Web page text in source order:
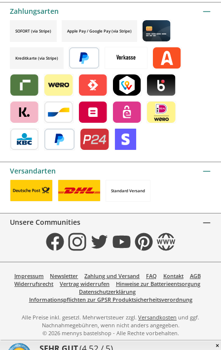
Zahlungsarten
Vorkasse Alma by mollie
Riverty by mollie
Wero Satispay by mollieTWINT by mollieBlik by mollie
Klarna by mollieBancontact by mollie
Belfius by mollieeps by mollie
SOFORT (via Stripe) Apple Pay / Google Pay (via Stripe)
Credit card by mollie
Kreditkarte (via Stripe)
Später bezahlen
Versandarten
Standard Versand
Unsere Communities
FacebookInstagramTwitter YouTubePinterestWebsite
Impressum Newsletter Zahlung und Versand FAQ Kontakt
AGB
Widerrufsrecht
Vertrag widerrufen
Hinweise zur Batterieentsorgung
Datenschutzerklärung
Informationspflichten zur GPSR Produktsicherheitsverordnung
Alle Preise inkl. gesetzl. Mehrwertsteuer zzgl. Versandkosten und ggf.
Nachnahmegebühren, wenn nicht anders angegeben.
© 2026 mennys bastelshop - Alle Rechte vorbehalten.
×